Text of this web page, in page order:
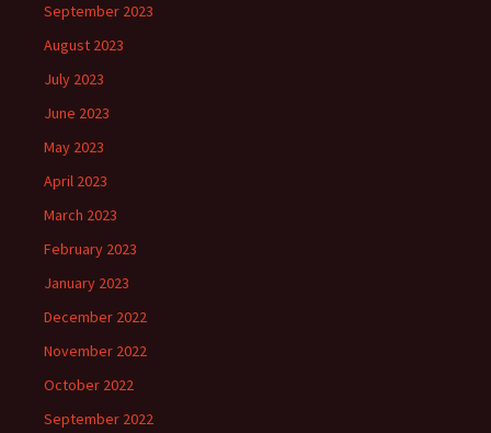
September 2023
August 2023
July 2023
June 2023
May 2023
April 2023
March 2023
February 2023
January 2023
December 2022
November 2022
October 2022
September 2022